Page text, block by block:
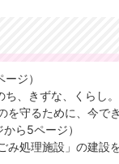
ジ）
ち、きずな、くらし。
を守るために、今で
から5ページ）
み処理施設」の建設